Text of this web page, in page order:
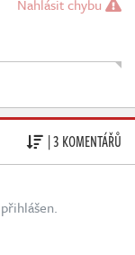
Nahlásit chybu
| 3 KOMENTÁŘŮ